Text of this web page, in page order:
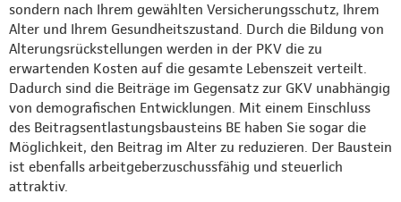
sondern nach Ihrem gewählten Versicherungsschutz, Ihrem
Alter und Ihrem Gesundheitszustand. Durch die Bildung von
Alterungsrückstellungen werden in der PKV die zu
erwartenden Kosten auf die gesamte Lebenszeit verteilt.
Dadurch sind die Beiträge im Gegensatz zur GKV unabhängig
von demografischen Entwicklungen. Mit einem Einschluss
des Beitragsentlastungsbausteins BE haben Sie sogar die
Möglichkeit, den Beitrag im Alter zu reduzieren. Der Baustein
ist ebenfalls arbeitgeberzuschussfähig und steuerlich
attraktiv.